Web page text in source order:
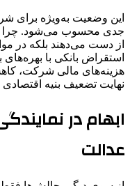
این وضعیت به‌ویژه برای
جدی محسوب می‌شود. چرا که
از دست می‌دهند بلکه در
استقراض بانکی با
هزینه‌های مالی شرکت،
نهایت تضعیف بنیه اقتصادی
ابهام در
عدالت